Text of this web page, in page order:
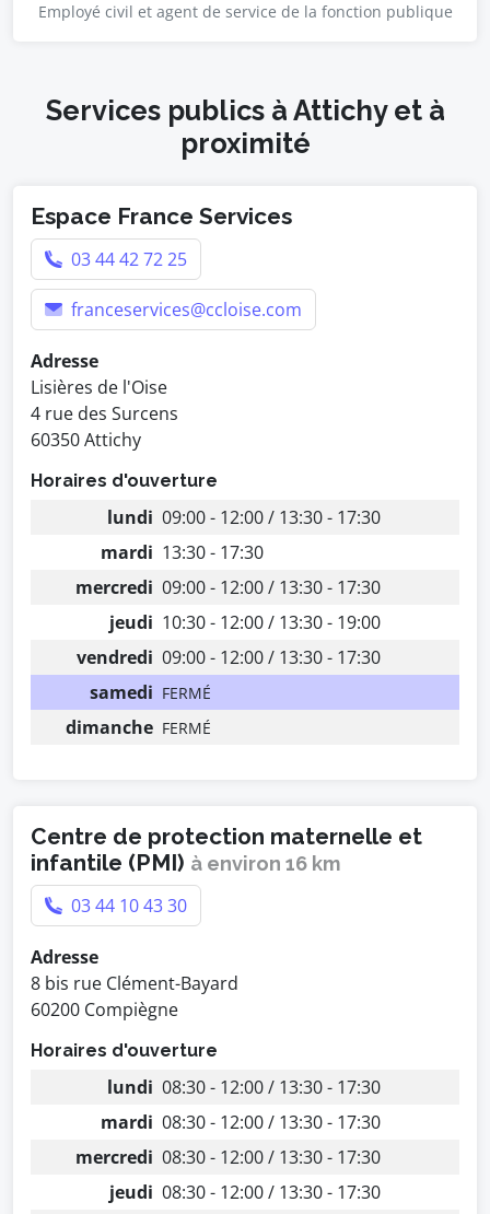
Employé civil et agent de service de la fonction publique
Services publics à Attichy et à
proximité
Espace France Services
03 44 42 72 25
franceservices@ccloise.com
Adresse
Lisières de l'Oise
4 rue des Surcens
60350 Attichy
Horaires d'ouverture
lundi 09:00 - 12:00 / 13:30 - 17:30
mardi 13:30 - 17:30
mercredi 09:00 - 12:00 / 13:30 - 17:30
jeudi 10:30 - 12:00 / 13:30 - 19:00
vendredi 09:00 - 12:00 / 13:30 - 17:30
samedi FERMÉ
dimanche FERMÉ
Centre de protection maternelle et
infantile (PMI) à environ 16 km
03 44 10 43 30
Adresse
8 bis rue Clément-Bayard
60200 Compiègne
Horaires d'ouverture
lundi 08:30 - 12:00 / 13:30 - 17:30
mardi 08:30 - 12:00 / 13:30 - 17:30
mercredi 08:30 - 12:00 / 13:30 - 17:30
jeudi 08:30 - 12:00 / 13:30 - 17:30